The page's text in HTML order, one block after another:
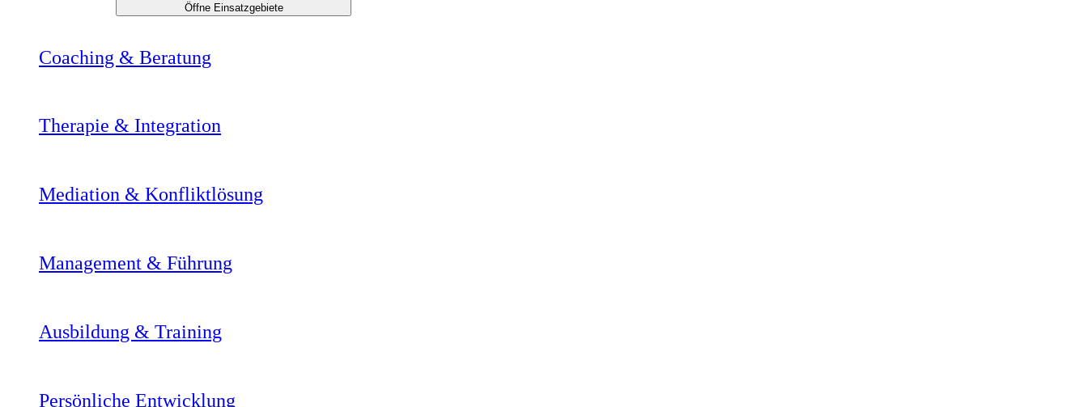
Öffne Einsatzgebiete
Coaching & Beratung
Therapie & Integration
Mediation & Konfliktlösung
Management & Führung
Ausbildung & Training
Persönliche Entwicklung